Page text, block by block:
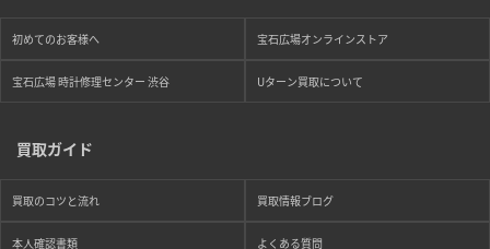
初めてのお客様へ 宝石広場オンラインストア
宝石広場 時計修理センター 渋谷 Uターン買取について
買取ガイド
買取のコツと流れ 買取情報ブログ
本人確認書類 よくある質問